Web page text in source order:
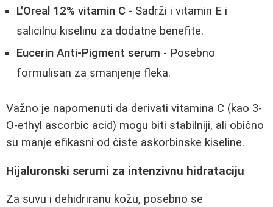
L'Oreal 12% vitamin C - Sadrži i vitamin E i
salicilnu kiselinu za dodatne benefite.
Eucerin Anti-Pigment serum - Posebno
formulisan za smanjenje fleka.
Važno je napomenuti da derivati vitamina C (kao 3-
O-ethyl ascorbic acid) mogu biti stabilniji, ali obično
su manje efikasni od čiste askorbinske kiseline.
Hijaluronski serumi za intenzivnu hidrataciju
Za suvu i dehidriranu kožu, posebno se